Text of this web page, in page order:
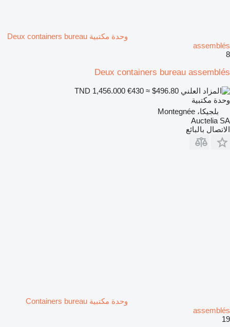
وحدة مكتبية Deux containers bureau
assemblés
8
Deux containers bureau assemblés
€430 ≈ $496.80
وحدة مكتبية
بلجيكا، Montegnée
Auctelia SA
الاتصال بالبائع
وحدة مكتبية Containers bureau
assemblés
19